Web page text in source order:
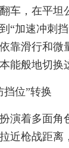
车，在平坦
“加速冲刺
靠滑行和微
能般地切换
挡位”转换
演着多面角
近枪战距离